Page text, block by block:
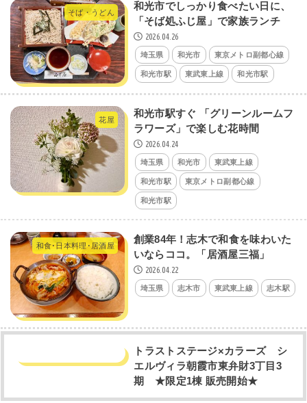
そば・うどん
和光市でしっかり食べたい日に、
「そば処ふじ屋」で家族ランチ
2026.04.26
埼玉県 和光市 東京メトロ副都心線
和光市駅 東武東上線 和光市駅
花屋
和光市駅すぐ 「グリーンルームフ
ラワーズ」で楽しむ花時間
2026.04.24
埼玉県 和光市 東武東上線
和光市駅 東京メトロ副都心線
和光市駅
和食･日本料理･居酒屋
創業84年！志木で和食を味わいた
いならココ。「居酒屋三福」
2026.04.22
埼玉県 志木市 東武東上線 志木駅
トラストステージ×カラーズ シ
エルヴィラ朝霞市東弁財3丁目3
期 ★限定1棟 販売開始★